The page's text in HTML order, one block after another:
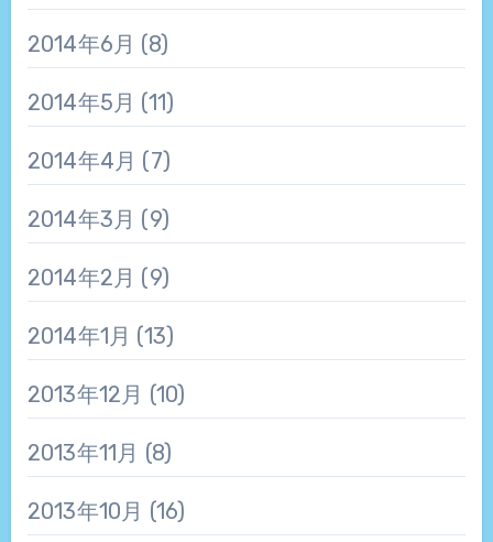
2014年6月 (8)
2014年5月 (11)
2014年4月 (7)
2014年3月 (9)
2014年2月 (9)
2014年1月 (13)
2013年12月 (10)
2013年11月 (8)
2013年10月 (16)